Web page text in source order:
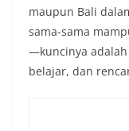
maupun Bali
sama-sama
—kuncinya
belajar, dan